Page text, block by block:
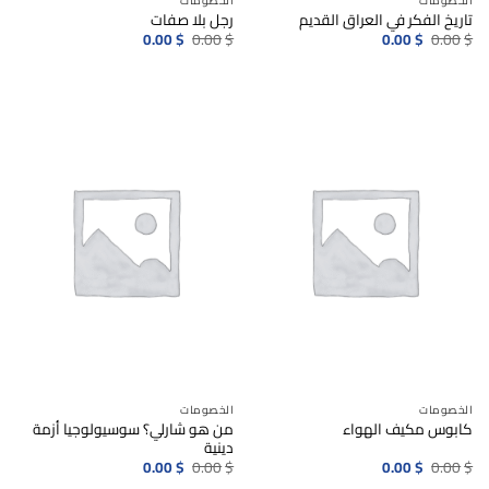
تاريخ الفكر في العراق القديم
0.00$ السعر
الأصلي
0.00$ السعر
الحالي
رجل بلا صفات
0.00$ السعر
الأصلي
0.00$ السعر
الحالي
الخصومات
كابوس مكيف الهواء
0.00$ السعر
الأصلي
0.00$ السعر
الحالي
الخصومات
من هو شارلي؟ سوسيولوجيا أزمة
دينية
0.00$ السعر
الأصلي
0.00$ السعر
الحالي